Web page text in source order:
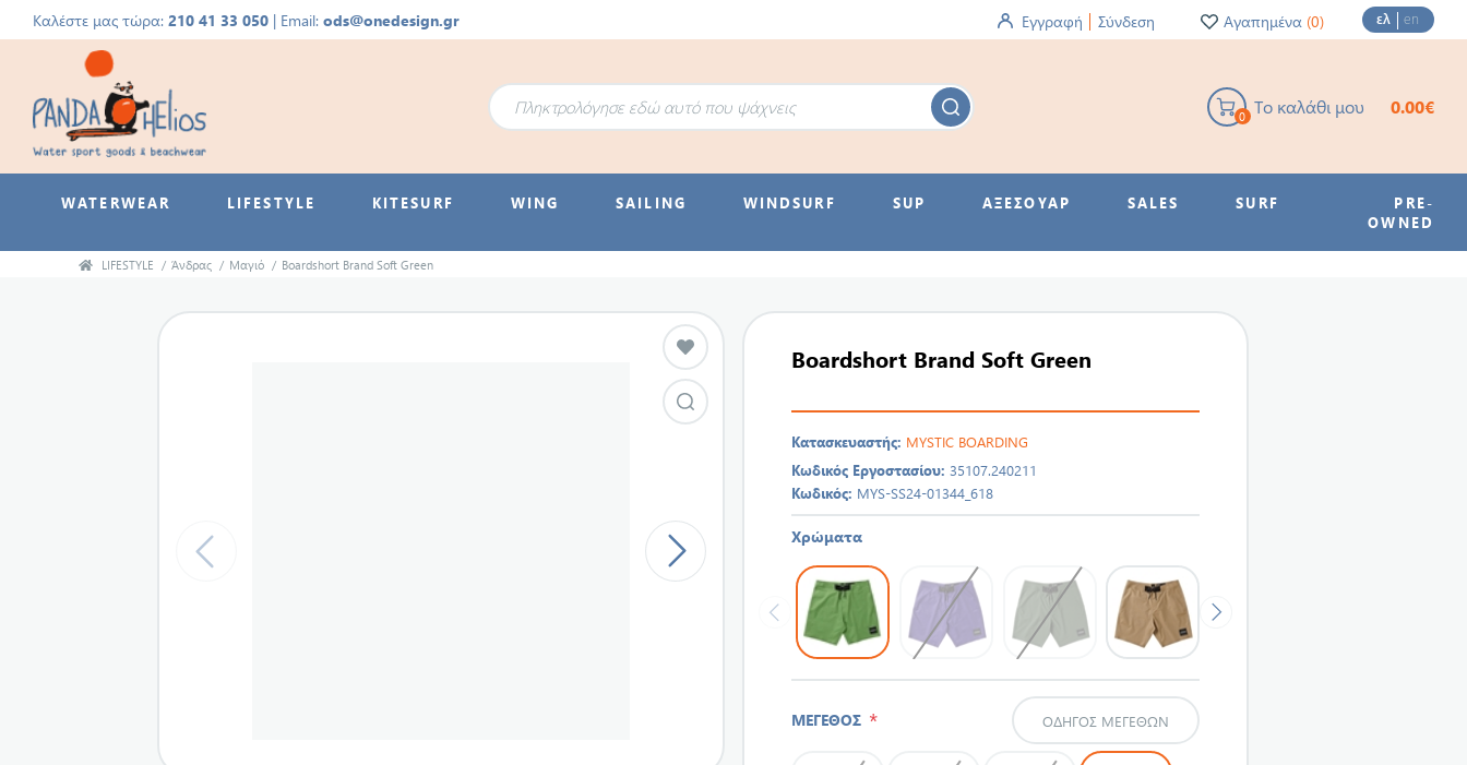
Καλέστε μας τώρα:210 41 33 050 | Email:ods@onedesign.gr Εγγραφή Σύνδεση Αγαπημένα (0) ελ en
Το καλάθι μου
0 0.00€
WATERWEAR LIFESTYLE KITESURF WING SAILING WINDSURF SUP ΑΞΕΣΟΥΑΡ SALES SURF
PRE-
OWNED
LIFESTYLE / Άνδρας / Μαγιό / Boardshort Brand Soft Green
Boardshort Brand Soft Green
Κατασκευαστής: MYSTIC BOARDING
Κωδικός Εργοστασίου: 35107.240211
Κωδικός: MYS-SS24-01344_618
Χρώματα
ΜΕΓΕΘΟΣ * ΟΔΗΓΌΣ ΜΕΓΕΘΏΝ